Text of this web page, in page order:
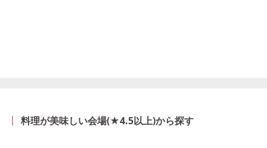
料理が美味しい会場(★4.5以上)から探す